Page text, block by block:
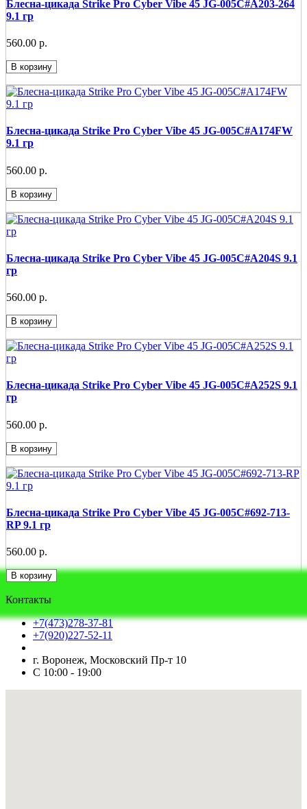
Блесна-цикада Strike Pro Cyber Vibe 45 JG-005C#A203-264
9.1 гр
560.00 р.
В корзину
Блесна-цикада Strike Pro Cyber Vibe 45 JG-005C#A174FW
9.1 гр
560.00 р.
В корзину
Блесна-цикада Strike Pro Cyber Vibe 45 JG-005C#A204S 9.1
гр
560.00 р.
В корзину
Блесна-цикада Strike Pro Cyber Vibe 45 JG-005C#A252S 9.1
гр
560.00 р.
В корзину
Блесна-цикада Strike Pro Cyber Vibe 45 JG-005C#692-713-
RP 9.1 гр
560.00 р.
В корзину
Контакты
+7(473)278-37-81
+7(920)227-52-11
г. Воронеж, Московский Пр-т 10
С 10:00 - 19:00